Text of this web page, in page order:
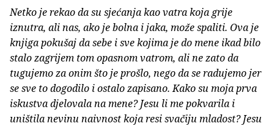
Netko je rekao da su sjećanja kao vatra koja grije
iznutra, ali nas, ako je bolna i jaka, može spaliti. Ova je
knjiga pokušaj da sebe i sve kojima je do mene ikad bilo
stalo zagrijem tom opasnom vatrom, ali ne zato da
tugujemo za onim što je prošlo, nego da se radujemo jer
se sve to dogodilo i ostalo zapisano. Kako su moja prva
iskustva djelovala na mene? Jesu li me pokvarila i
uništila nevinu naivnost koja resi svačiju mladost? Jesu